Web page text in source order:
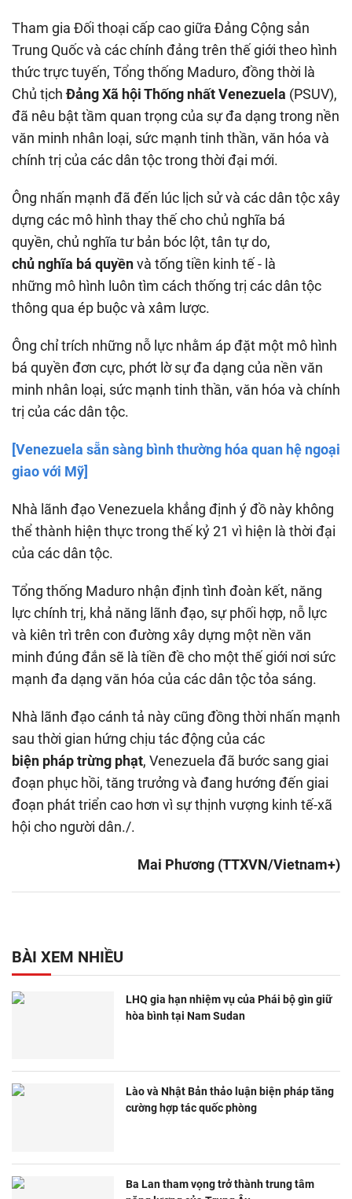
Tham gia Đối thoại cấp cao giữa Đảng Cộng sản
Trung Quốc và các chính đảng trên thế giới theo hình
thức trực tuyến, Tổng thống Maduro, đồng thời là
Chủ tịchĐảng Xã hội Thống nhất Venezuela (PSUV),
đã nêu bật tầm quan trọng của sự đa dạng trong nền
văn minh nhân loại, sức mạnh tinh thần, văn hóa và
chính trị của các dân tộc trong thời đại mới.
Ông nhấn mạnh đã đến lúc lịch sử và các dân tộc xây
dựng các mô hình thay thế cho chủ nghĩa bá
quyền, chủ nghĩa tư bản bóc lột, tân tự do,
chủ nghĩa bá quyềnvà tống tiền kinh tế - là
những mô hình luôn tìm cách thống trị các dân tộc
thông qua ép buộc và xâm lược.
Ông chỉ trích những nỗ lực nhằm áp đặt một mô hình
bá quyền đơn cực, phớt lờ sự đa dạng của nền văn
minh nhân loại, sức mạnh tinh thần, văn hóa và chính
trị của các dân tộc.
[Venezuela sẵn sàng bình thường hóa quan hệ ngoại
giao với Mỹ]
Nhà lãnh đạo Venezuela khẳng định ý đồ này không
thể thành hiện thực trong thế kỷ 21 vì hiện là thời đại
của các dân tộc.
Tổng thống Maduro nhận định tình đoàn kết, năng
lực chính trị, khả năng lãnh đạo, sự phối hợp, nỗ lực
và kiên trì trên con đường xây dựng một nền văn
minh đúng đắn sẽ là tiền đề cho một thế giới nơi sức
mạnh đa dạng văn hóa của các dân tộc tỏa sáng.
Nhà lãnh đạo cánh tả này cũng đồng thời nhấn mạnh
sau thời gian hứng chịu tác động của các
biện pháp trừng phạt, Venezuela đã bước sang giai
đoạn phục hồi, tăng trưởng và đang hướng đến giai
đoạn phát triển cao hơn vì sự thịnh vượng kinh tế-xã
hội cho người dân./.
Mai Phương (TTXVN/Vietnam+)
BÀI XEM NHIỀU
LHQ gia hạn nhiệm vụ của Phái bộ gìn giữ
hòa bình tại Nam Sudan
Lào và Nhật Bản thảo luận biện pháp tăng
cường hợp tác quốc phòng
Ba Lan tham vọng trở thành trung tâm